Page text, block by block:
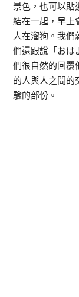
景色，也可以貼
結在一起，早上
人在溜狗。我們
們還跟說「おは
們很自然的回覆
的人與人之間的
驗的部份。